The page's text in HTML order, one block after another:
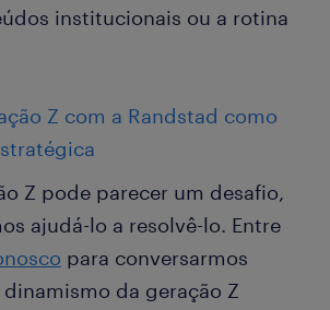
institucionais ou a rotina
Z com a Randstad como
Z pode parecer um desafio,
ajudá-lo a resolvê-lo. Entre
para conversarmos
da geração Z